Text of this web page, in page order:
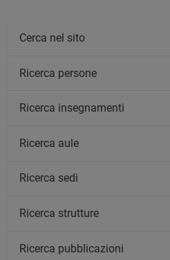
Cerca nel sito
Ricerca persone
Ricerca insegnamenti
Ricerca aule
Ricerca sedi
Ricerca strutture
Ricerca pubblicazioni